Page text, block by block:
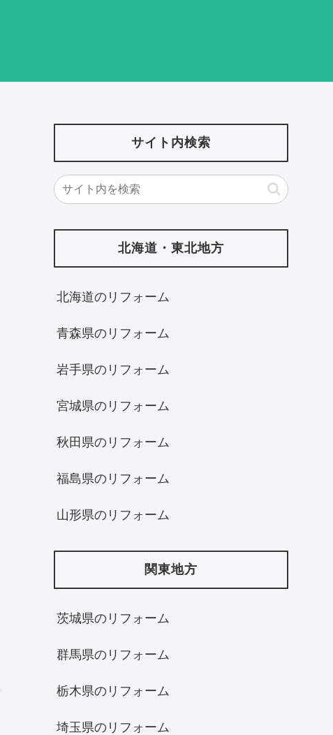
サイト内検索
北海道・東北地方
北海道‎のリフォーム
青森県のリフォーム
岩手県のリフォーム
宮城県のリフォーム
秋田県のリフォーム
福島県のリフォーム
山形県のリフォーム
関東地方
茨城県のリフォーム
群馬県のリフォーム
栃木県のリフォーム
埼玉県のリフォーム